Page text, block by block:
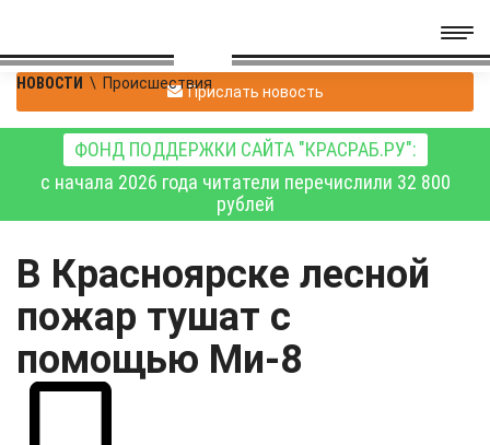
НОВОСТИ \ ПроисшествияПрислать новость
ФОНД ПОДДЕРЖКИ САЙТА "КРАСРАБ.РУ":
с начала 2026 года читатели перечислили 32 800
рублей
В Красноярске лесной
пожар тушат с
помощью Ми-8